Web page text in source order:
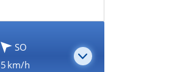
SO
5 km/h